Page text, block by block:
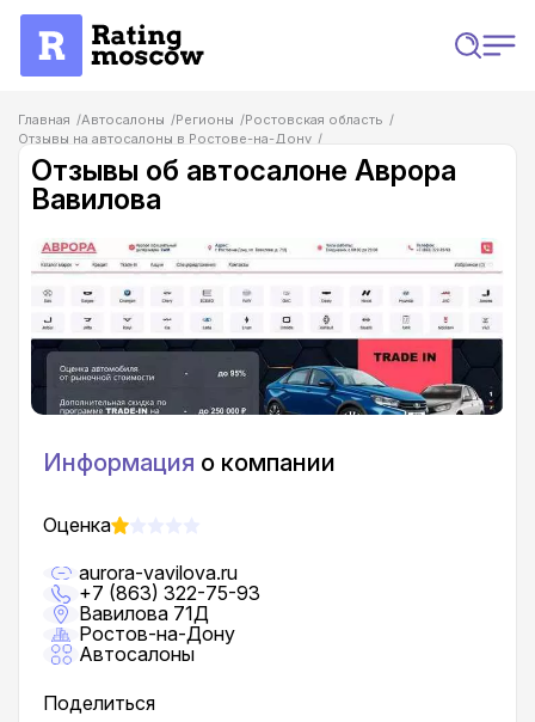
Главная Автосалоны Регионы
Ростовская область
Отзывы на автосалоны в Ростове-на-Дону
Отзывы об автосалоне Аврора Вавилова
Отзывы об автосалоне Аврора
Вавилова
Информация о компании
Оценка
aurora-vavilova.ru
+7 (863) 322-75-93
Вавилова 71Д
Ростов-на-Дону
Автосалоны
Поделиться